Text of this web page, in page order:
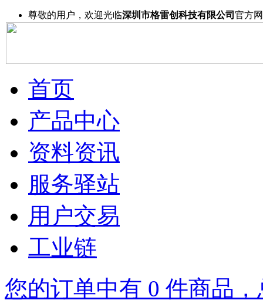
尊敬的用户，欢迎光临深圳市格雷创科技有限公司 官方
首页
产品中心
资料资讯
服务驿站
用户交易
工业链
您的订单中有 0 件商品